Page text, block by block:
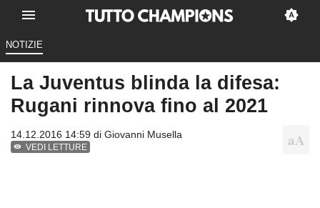
NOTIZIE
La Juventus blinda la difesa:
Rugani rinnova fino al 2021
14.12.2016 14:59 di Giovanni Musella
VEDI LETTURE